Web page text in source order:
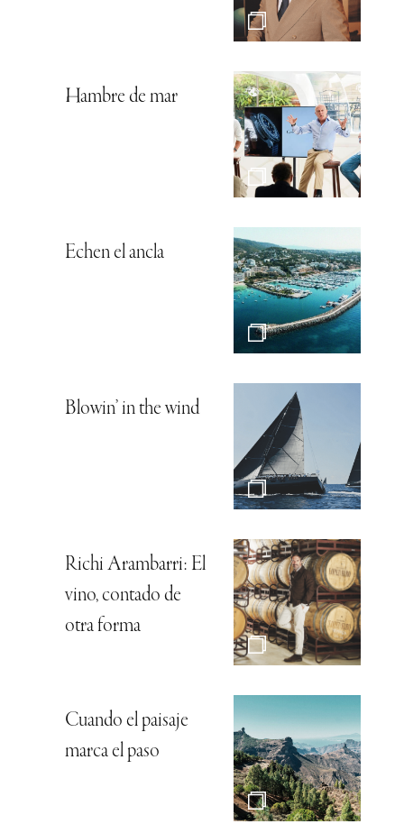
Hambre de mar
Echen el ancla
Blowin’ in the wind
Richi Arambarri: El
vino, contado de
otra forma
Cuando el paisaje
marca el paso